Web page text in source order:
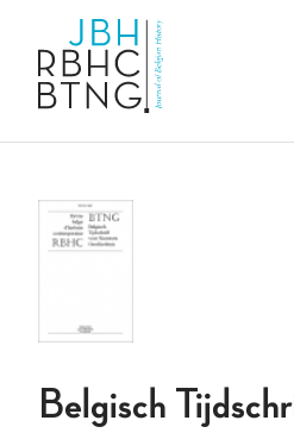
Belgisch